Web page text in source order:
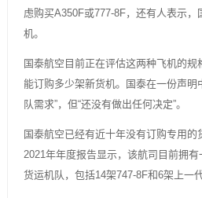
虑购买A350F或777-8F，还有人表示
机。
国泰航空目前正在评估这两种飞机的
能订购多少架新货机。国泰在一份声明
队需求”，但“还没有做出任何决定”。
国泰航空已经有近十年没有订购专用的
2021年年度报告显示，该航司目前拥
货运机队，包括14架747-8F和6架上一